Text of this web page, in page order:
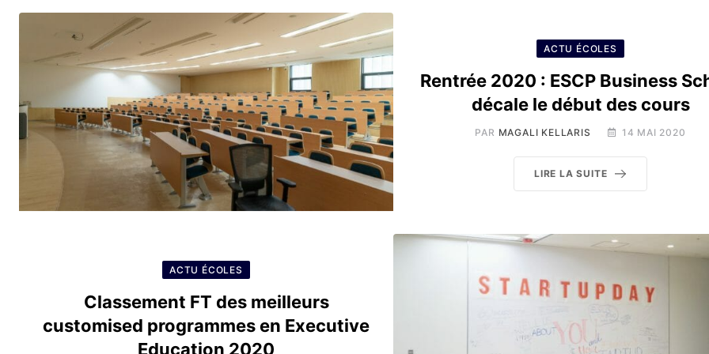
ACTU ÉCOLES
Rentrée 2020 : ESCP Business
décale le début des cours
PAR MAGALI KELLARIS 14 MAI 2020
LIRE LA SUITE
ACTU ÉCOLES
Classement FT des meilleurs
customised programmes en Executive
Education 2020